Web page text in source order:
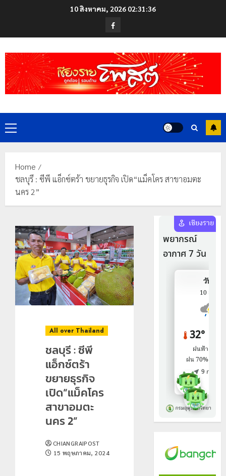
10 สิงหาคม, 2026 02:31:37
Facebook
Primary
Menu
Home
ชลบุรี : ซีพี แอ็กซ์ตร้า ขยายธุรกิจ เปิด“แม็คโคร สาขาอมตะ
นคร 2”
All over Thailand
ชลบุรี : ซีพี
แอ็กซ์ตร้า
ขยายธุรกิจ
เปิด“แม็คโคร
สาขาอมตะ
นคร 2”
CHIANGRAIPOST
15 พฤษภาคม, 2024